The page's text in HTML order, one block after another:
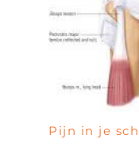
Pijn in je